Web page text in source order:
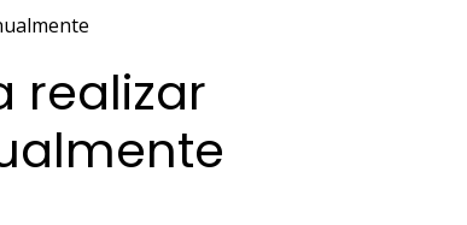
realizar